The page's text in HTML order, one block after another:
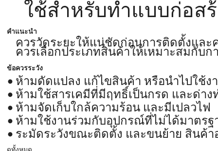
ใช้สำหรับทำแบบก่อส
คำแนะนำ
ควรวัดระยะให้แน่ชัดก่อนการติดตั้งแล
ควรเลือกประเภทสินค้าให้เหมาะสมกับก
ข้อควรระวัง
ห้ามดัดแปลง แก้ไขสินค้า หรือนำไปใช้ง
ห้ามใช้สารเคมีที่มีฤทธิ์เป็นกรด และด่าง
ห้ามจัดเก็บใกล้ความร้อน และมีเปลวไฟ
ห้ามใช้งานร่วมกับอุปกรณ์ที่ไม่ได้มาตรฐ
ระมัดระวังขณะติดตั้ง และขนย้าย สินค้า